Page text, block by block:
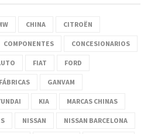
CHINA CITROËN
COMPONENTES CONCESIONARIOS
FIAT FORD
FÁBRICAS GANVAM
KIA MARCAS CHINAS
NISSAN NISSAN BARCELONA